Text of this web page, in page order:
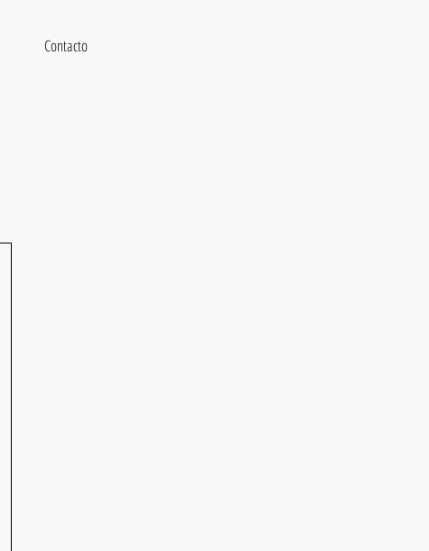
Contacto